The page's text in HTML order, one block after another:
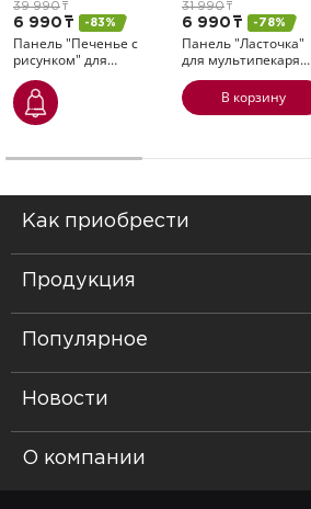
39 990 т
6 990 т -83%
Панель "Печенье с
рисунком" для…
31 990 т
6 990 т -78%
Панель "Ласточка"
для мультипекаря…
В корзину
Как приобрести
Продукция
Популярное
Новости
О компании